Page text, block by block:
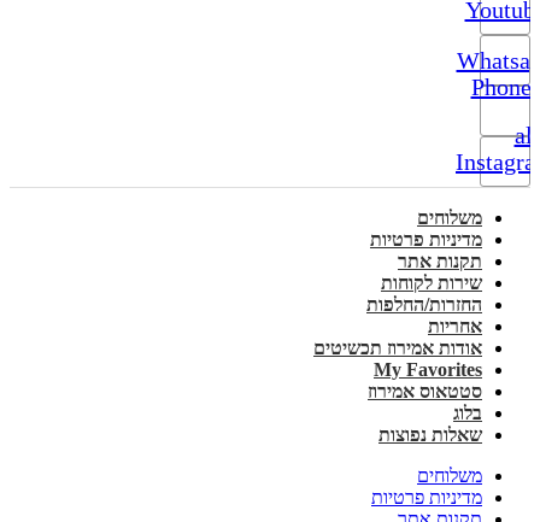
Phone-
alt
משלוחים
מדיניות פרטיות
תקנות אתר
שירות לקוחות
החזרות/החלפות
אחריות
אודות אמירוז תכשיטים
My Favorites
סטטאוס אמירוז
בלוג
שאלות נפוצות
משלוחים
מדיניות פרטיות